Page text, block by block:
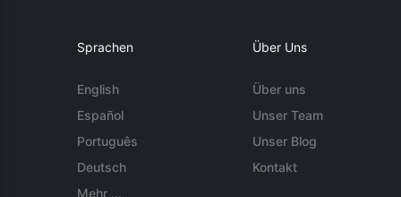
Sprachen
English
Español
Português
Deutsch
Mehr ...
Über Uns
Über uns
Unser Team
Unser Blog
Kontakt